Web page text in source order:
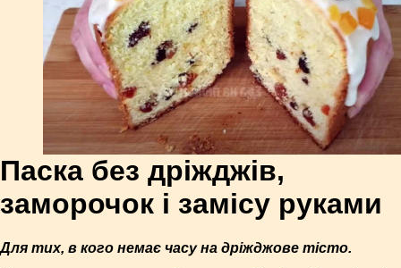
Паска без дріжджів,
заморочок і замісу руками
Для тих, в кого немає часу на дріжджове тісто.